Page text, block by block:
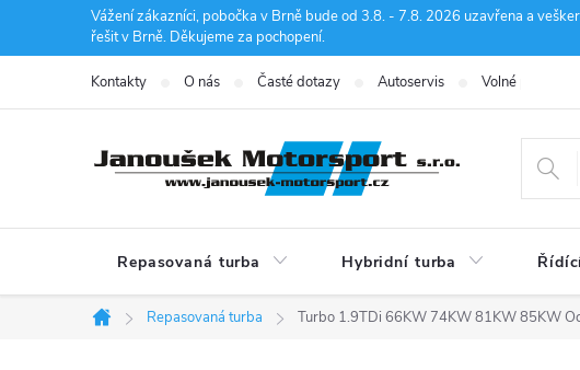
Vážení zákazníci, pobočka v Brně bude od 3.8. - 7.8. 2026 uzavřena a
řešit v Brně. Děkujeme za pochopení.
Kontakty O nás Časté dotazy Autoservis Volné pozice
Repasovaná turba Hybridní turba
Domů
Repasovaná turba Turbo 1.9TDi 66KW 74KW 81KW 85KW